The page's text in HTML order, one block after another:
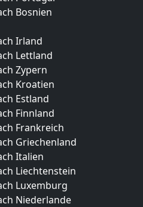
Bosnien
Irland
Lettland
Zypern
Kroatien
Estland
Finnland
Frankreich
Griechenland
Italien
Liechtenstein
Luxemburg
Niederlande